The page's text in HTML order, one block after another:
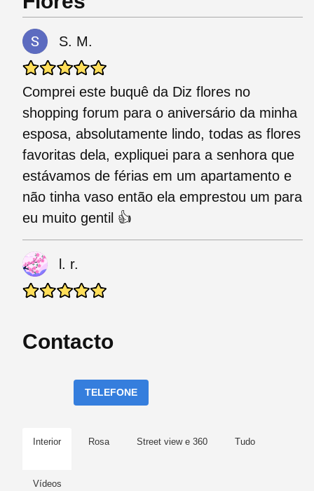
S. M.
Comprei este buquê da Diz flores no
shopping forum para o aniversário da minha
esposa, absolutamente lindo, todas as flores
favoritas dela, expliquei para a senhora que
estávamos de férias em um apartamento e
não tinha vaso então ela emprestou um para
eu muito gentil 👍
l. r.
Contacto
TELEFONE
Interior Rosa Street view e 360 Tudo
Vídeos